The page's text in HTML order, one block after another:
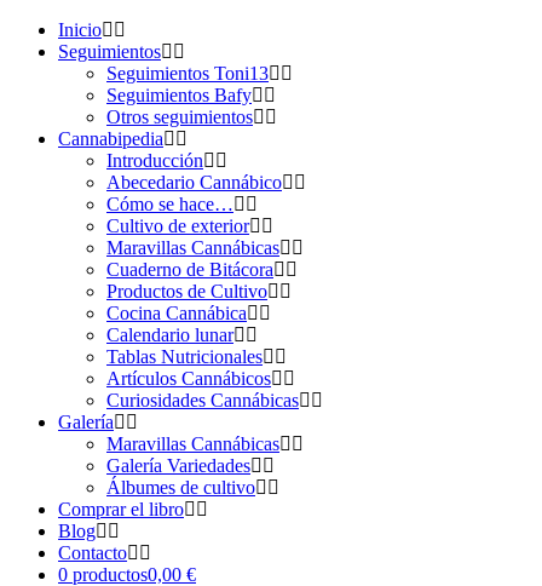
Inicio
Seguimientos
Seguimientos Toni13
Seguimientos Bafy
Otros seguimientos
Cannabipedia
Introducción
Abecedario Cannábico
Cómo se hace…
Cultivo de exterior
Maravillas Cannábicas
Cuaderno de Bitácora
Productos de Cultivo
Cocina Cannábica
Calendario lunar
Tablas Nutricionales
Artículos Cannábicos
Curiosidades Cannábicas
Galería
Maravillas Cannábicas
Galería Variedades
Álbumes de cultivo
Comprar el libro
Blog
Contacto
0 productos0,00 €